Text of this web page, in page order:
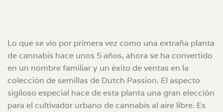
Lo que se vio por primera vez como una extraña planta
de cannabis hace unos 5 años, ahora se ha convertido
en un nombre familiar y un éxito de ventas en la
colección de semillas de Dutch Passion. El aspecto
sigiloso especial hace de esta planta una gran elección
para el cultivador urbano de cannabis al aire libre. Es